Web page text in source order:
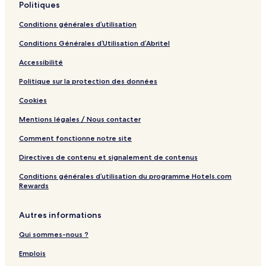
Politiques
Conditions générales d’utilisation
Conditions Générales d’Utilisation d’Abritel
Accessibilité
Politique sur la protection des données
Cookies
Mentions légales / Nous contacter
Comment fonctionne notre site
Directives de contenu et signalement de contenus
Conditions générales d’utilisation du programme Hotels.com
Rewards
Autres informations
Qui sommes-nous ?
Emplois